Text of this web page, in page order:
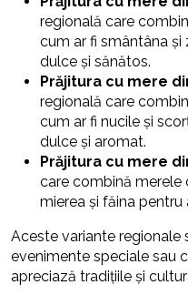
regională care
cum ar fi smântâna și
dulce și sănătos.
Prăjitura cu mere
regională care
cum ar fi nucile și
dulce și aromat.
Prăjitura cu mere
care combină merele
mierea și făina
Aceste variante regionale
evenimente speciale sau
apreciază tradițiile și